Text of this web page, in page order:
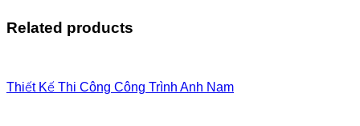
Related products
Thiết Kế Thi Công Công Trình Anh Nam